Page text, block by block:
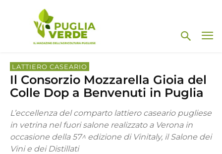
LATTIERO CASEARIO
Il Consorzio Mozzarella Gioia del
Colle Dop a Benvenuti in Puglia
L’eccellenza del comparto lattiero caseario pugliese
in vetrina nel fuori salone realizzato a Verona in
occasione della 57^ edizione di Vinitaly, il Salone dei
Vini e dei Distillati